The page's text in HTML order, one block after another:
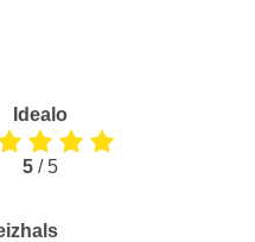
Idealo
5/ 5